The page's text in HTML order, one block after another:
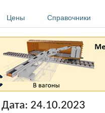
Цены Справочники
24.10.2023